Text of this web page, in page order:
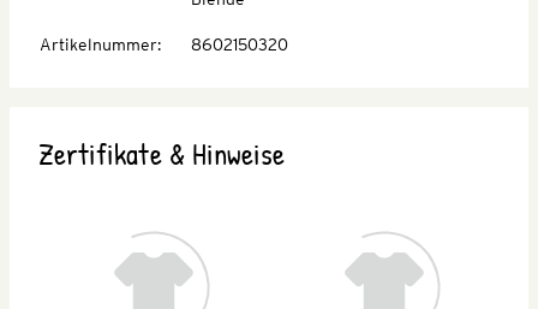
Artikelnummer: 8602150320
Zertifikate & Hinweise